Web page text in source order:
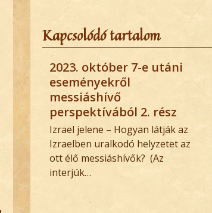
Kapcsolódó tartalom
2023. október 7-e utáni
eseményekről
messiáshívő
perspektívából 2. rész
Izrael jelene – Hogyan látják az
Izraelben uralkodó helyzetet az
ott élő messiáshívők? (Az
interjúk…